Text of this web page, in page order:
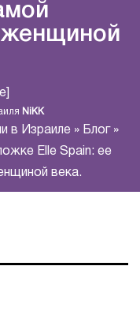
женщиной
NiKK
в Израиле » Блог»
Elle Spain: ее
века.